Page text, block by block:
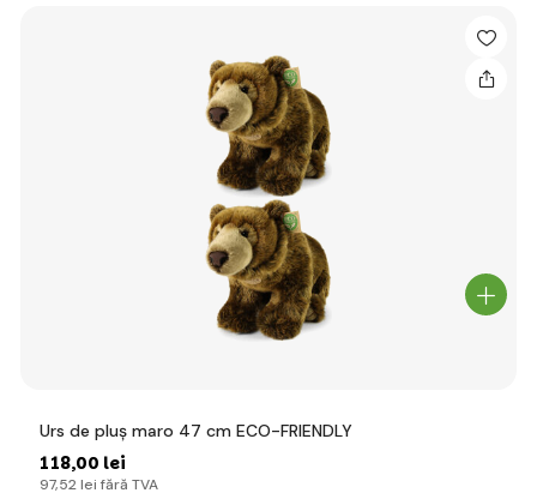
Urs de pluș maro 47 cm ECO-FRIENDLY
118,00 lei
97,52 lei fără TVA